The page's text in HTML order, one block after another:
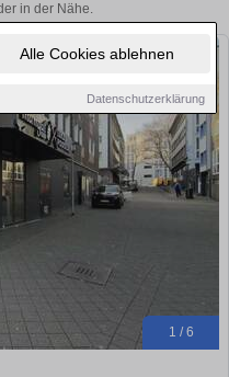
Alle Cookies ablehnen
Datenschutzerklärung
in der Nähe.
1 / 6